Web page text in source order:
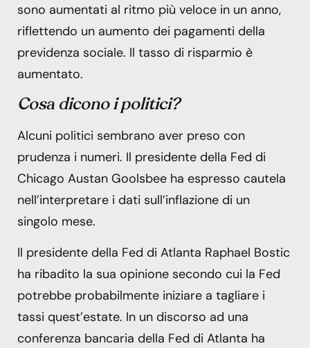
sono aumentati al ritmo più veloce in un anno,
riflettendo un aumento dei pagamenti della
previdenza sociale. Il tasso di risparmio è
aumentato.
Cosa dicono i politici?
Alcuni politici sembrano aver preso con
prudenza i numeri. Il presidente della Fed di
Chicago Austan Goolsbee ha espresso cautela
nell’interpretare i dati sull’inflazione di un
singolo mese.
Il presidente della Fed di Atlanta Raphael Bostic
ha ribadito la sua opinione secondo cui la Fed
potrebbe probabilmente iniziare a tagliare i
tassi quest’estate. In un discorso ad una
conferenza bancaria della Fed di Atlanta ha